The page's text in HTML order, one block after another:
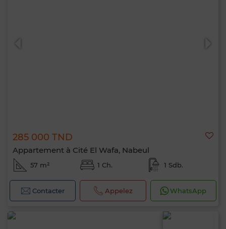
285 000 TND
Appartement à Cité El Wafa, Nabeul
57 m² 1 Ch. 1 Sdb.
Contacter Appelez WhatsApp